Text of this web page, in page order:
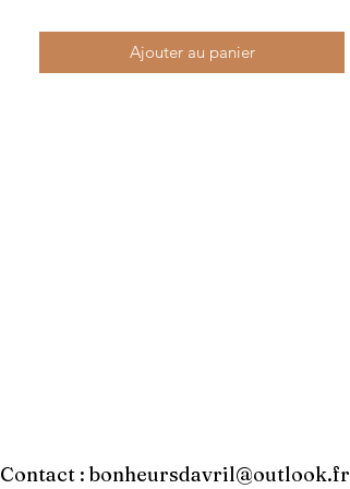
Ajouter au panier
Contact : bonheursdavril@outlook.fr